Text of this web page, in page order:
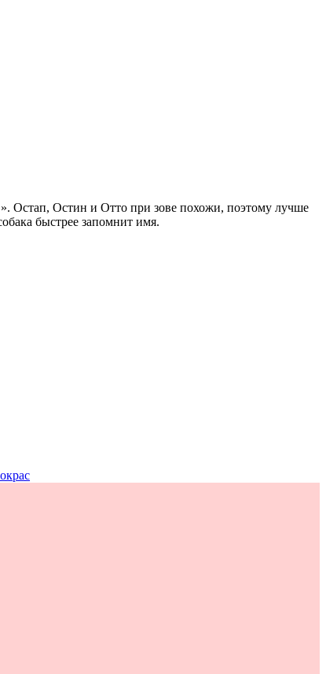
Остап, Остин и Отто при зове похожи, поэтому лучше
быстрее запомнит имя.